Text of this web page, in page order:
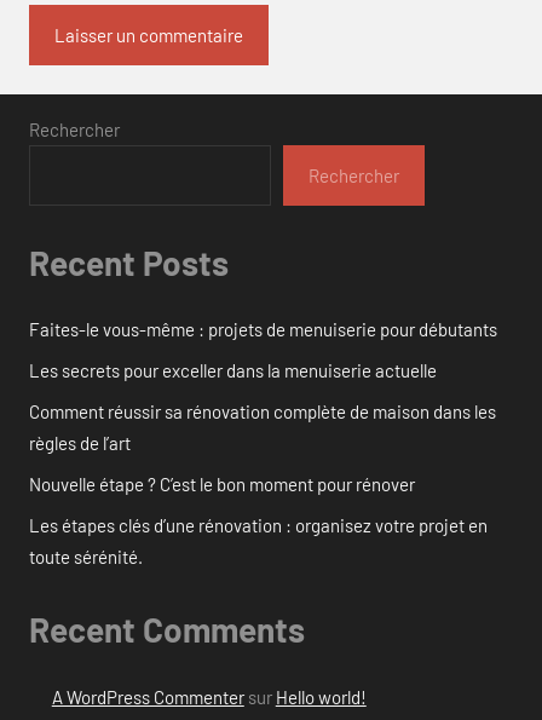
Rechercher
Rechercher
Recent Posts
Faites-le vous-même : projets de menuiserie pour débutants
Les secrets pour exceller dans la menuiserie actuelle
Comment réussir sa rénovation complète de maison dans les
règles de l’art
Nouvelle étape ? C’est le bon moment pour rénover
Les étapes clés d’une rénovation : organisez votre projet en
toute sérénité.
Recent Comments
A WordPress Commentersur Hello world!